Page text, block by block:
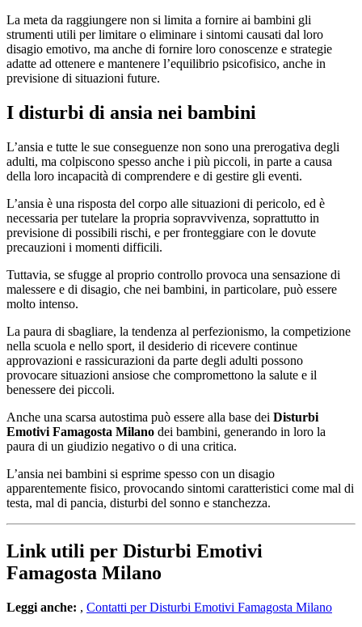
La meta da raggiungere non si limita a fornire ai bambini gli
strumenti utili per limitare o eliminare i sintomi causati dal loro
disagio emotivo, ma anche di fornire loro conoscenze e strategie
adatte ad ottenere e mantenere l’equilibrio psicofisico, anche in
previsione di situazioni future.
I disturbi di ansia nei bambini
L’ansia e tutte le sue conseguenze non sono una prerogativa degli
adulti, ma colpiscono spesso anche i più piccoli, in parte a causa
della loro incapacità di comprendere e di gestire gli eventi.
L’ansia è una risposta del corpo alle situazioni di pericolo, ed è
necessaria per tutelare la propria sopravvivenza, soprattutto in
previsione di possibili rischi, e per fronteggiare con le dovute
precauzioni i momenti difficili.
Tuttavia, se sfugge al proprio controllo provoca una sensazione di
malessere e di disagio, che nei bambini, in particolare, può essere
molto intenso.
La paura di sbagliare, la tendenza al perfezionismo, la competizione
nella scuola e nello sport, il desiderio di ricevere continue
approvazioni e rassicurazioni da parte degli adulti possono
provocare situazioni ansiose che compromettono la salute e il
benessere dei piccoli.
Anche una scarsa autostima può essere alla base dei Disturbi
Emotivi Famagosta Milano dei bambini, generando in loro la
paura di un giudizio negativo o di una critica.
L’ansia nei bambini si esprime spesso con un disagio
apparentemente fisico, provocando sintomi caratteristici come mal di
testa, mal di pancia, disturbi del sonno e stanchezza.
Link utili per Disturbi Emotivi
Famagosta Milano
Leggi anche: , Contatti per Disturbi Emotivi Famagosta Milano